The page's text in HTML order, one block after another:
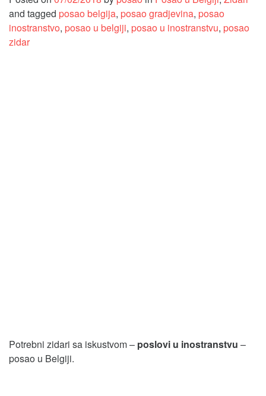
and tagged posao belgija, posao gradjevina, posao
inostranstvo, posao u belgiji, posao u inostranstvu, posao
zidar
Potrebni zidari sa iskustvom – poslovi u inostranstvu –
posao u Belgiji.